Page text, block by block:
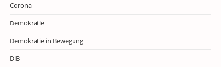
Corona
Demokratie
Demokratie in Bewegung
DiB